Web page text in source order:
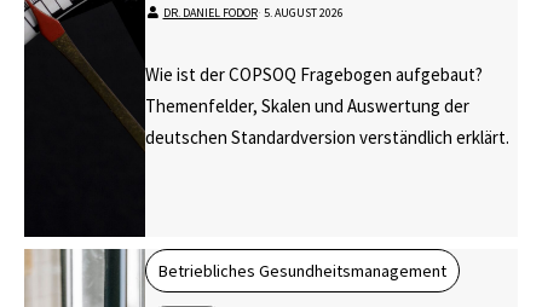
DR. DANIEL FODOR⋅ 5. AUGUST 2026
Wie ist der COPSOQ Fragebogen aufgebaut?
Themenfelder, Skalen und Auswertung der
deutschen Standardversion verständlich erklärt.
Betriebliches Gesundheitsmanagement